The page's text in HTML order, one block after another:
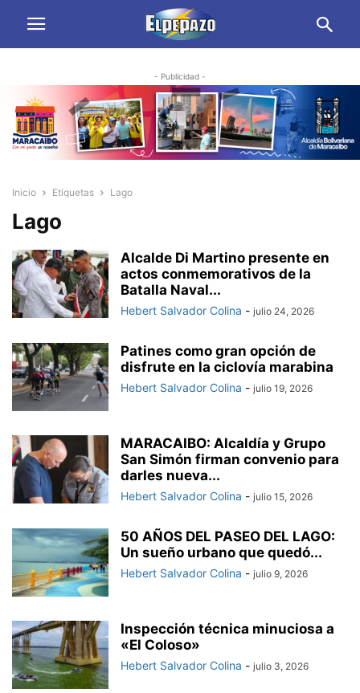
- Publicidad -
Inicio Etiquetas Lago
Lago
Alcalde Di Martino presente en
actos conmemorativos de la
Batalla Naval...
Hebert Salvador Colina - julio 24, 2026
Patines como gran opción de
disfrute en la ciclovía marabina
Hebert Salvador Colina - julio 19, 2026
MARACAIBO: Alcaldía y Grupo
San Simón firman convenio para
darles nueva...
Hebert Salvador Colina - julio 15, 2026
50 AÑOS DEL PASEO DEL LAGO:
Un sueño urbano que quedó...
Hebert Salvador Colina - julio 9, 2026
Inspección técnica minuciosa a
«El Coloso»
Hebert Salvador Colina - julio 3, 2026